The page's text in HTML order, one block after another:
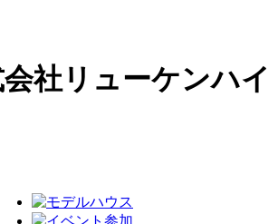
社リューケンハイ